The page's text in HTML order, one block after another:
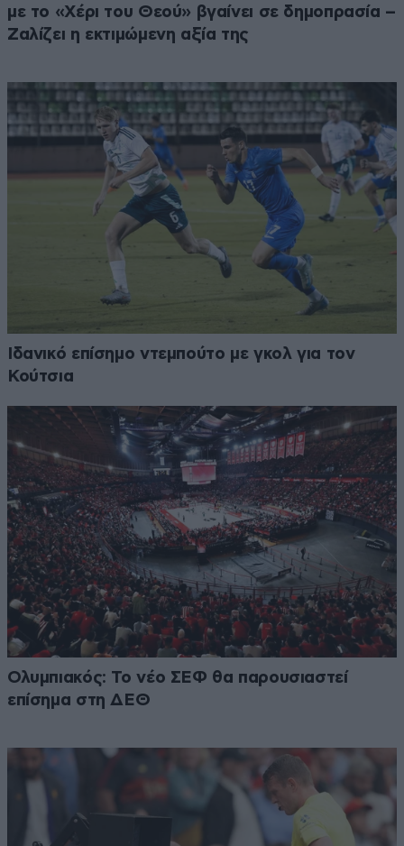
με το «Χέρι του Θεού» βγαίνει σε δημοπρασία –
Ζαλίζει η εκτιμώμενη αξία της
Ιδανικό επίσημο ντεμπούτο με γκολ για τον
Κούτσια
Ολυμπιακός: Το νέο ΣΕΦ θα παρουσιαστεί
επίσημα στη ΔΕΘ